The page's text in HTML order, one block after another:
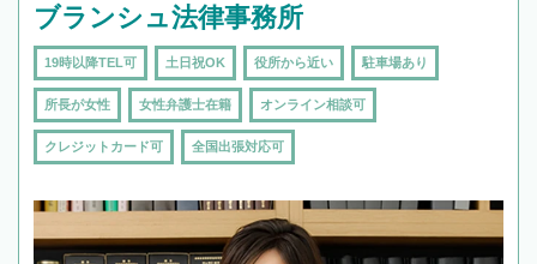
ブランシュ法律事務所
19時以降TEL可 土日祝OK 役所から近い 駐車場あり
所長が女性 女性弁護士在籍 オンライン相談可
クレジットカード可 全国出張対応可